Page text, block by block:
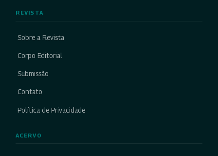
REVISTA
Sobre a Revista
Corpo Editorial
Submissão
Contato
Política de Privacidade
ACERVO